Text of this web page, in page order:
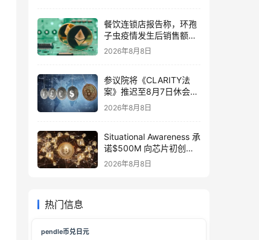
餐饮连锁店报告称，环孢
子虫疫情发生后销售额下
降
2026年8月8日
参议院将《CLARITY法
案》推迟至8月7日休会结
束后审议，XRP ETF资金
流入下降79%
2026年8月8日
Situational Awareness 承
诺$500M 向芯片初创公
司 Source Foundry 提供
2026年8月8日
热门信息
pendle币兑日元